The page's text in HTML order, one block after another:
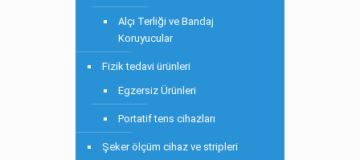
Alçı Terliği ve Bandaj
Koruyucular
Fizik tedavi ürünleri
Egzersiz Ürünleri
Portatif tens cihazları
Şeker ölçüm cihaz ve stripleri